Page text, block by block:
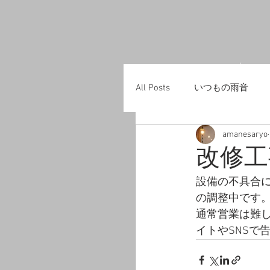
home
All Posts
いつもの雨音
改修
amanesaryo
設備の不具合
の調整中です
通常営業は難
イトやSNSで